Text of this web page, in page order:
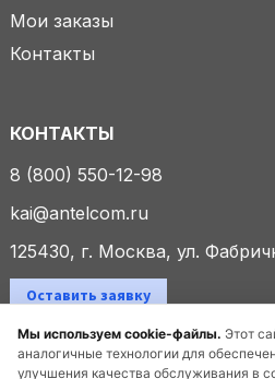
Мы используем cookie-файлы. Этот
аналогичные технологии для
улучшения качества обслуживания в
Мои заказы
Контакты
КОНТАКТЫ
8 (800) 550-12-98
kai@antelcom.ru
125430, г. Москва, ул.
Оставить заявку